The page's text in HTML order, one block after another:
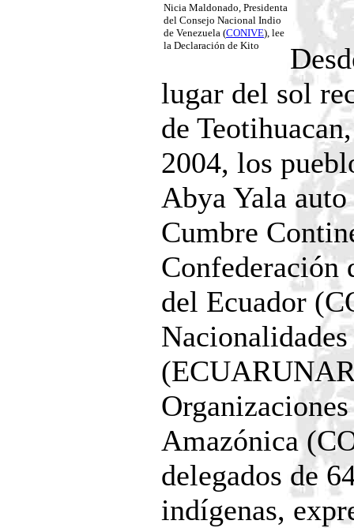
Nicia Maldonado, Presidenta
del Consejo Nacional Indio
de Venezuela (CONIVE), lee
la Declaración de Kito
lugar del sol
de
2004, los
Abya Yala
Cumbre
Confederación
del Ecuador
Amazónica
delegados de
indígenas,